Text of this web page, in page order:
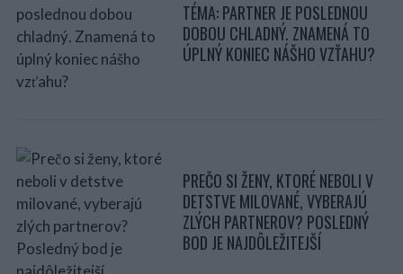
TÉMA: PARTNER JE POSLEDNOU
DOBOU CHLADNÝ. ZNAMENÁ TO
ÚPLNÝ KONIEC NÁŠHO VZŤAHU?
PREČO SI ŽENY, KTORÉ NEBOLI V
DETSTVE MILOVANÉ, VYBERAJÚ
ZLÝCH PARTNEROV? POSLEDNÝ
BOD JE NAJDÔLEŽITEJŠÍ